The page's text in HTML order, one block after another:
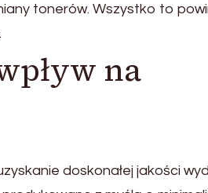
tonerów. Wszystko to
na
doskonałej jakości